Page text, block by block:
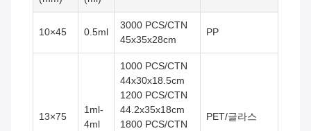
10×45 0.5ml
3000 PCS/CTN
45x35x28cm
PP
13×75
1ml-
4ml
1000 PCS/CTN
44x30x18.5cm
1200 PCS/CTN
44.2x35x18cm
1800 PCS/CTN
PET/글라스